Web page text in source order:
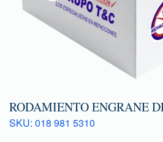
RODAMIENTO ENGRANE
SKU: 018 981 5310